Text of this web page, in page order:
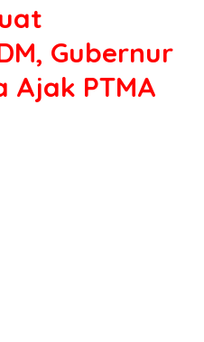
Gubernur
Ajak PTMA